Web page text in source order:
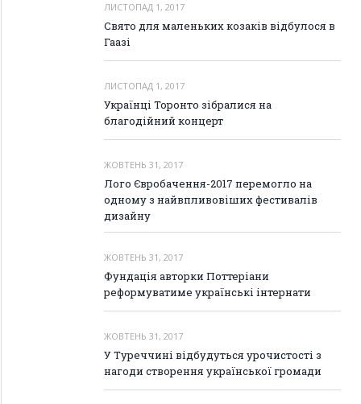
ЛИСТОПАД 1, 2017
Свято для маленьких козаків відбулося в
Гаазі
ЛИСТОПАД 1, 2017
Українці Торонто зібралися на
благодійний концерт
ЖОВТЕНЬ 31, 2017
Лого Євробачення-2017 перемогло на
одному з найвпливовіших фестивалів
дизайну
ЖОВТЕНЬ 31, 2017
Фундація авторки Поттеріани
реформуватиме українські інтернати
ЖОВТЕНЬ 31, 2017
У Туреччині відбудуться урочистості з
нагоди створення української громади